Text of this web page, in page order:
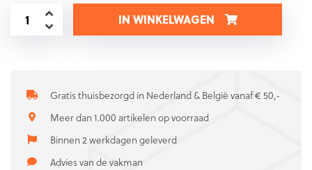
IN WINKELWAGEN
Gratis thuisbezorgd in Nederland & België vanaf € 50,-
Meer dan 1.000 artikelen op voorraad
Binnen 2 werkdagen geleverd
Advies van de vakman